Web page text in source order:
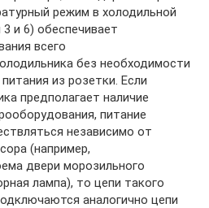
режим в холодильной
и 6) обеспечивает
всего
без необходимости
из розетки. Если
предполагает наличие
питание
независимо от
(например,
двери морозильного
лампа), то цепи такого
аналогично цепи